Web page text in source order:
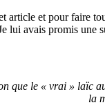
article et pour faire
lui avais promis une
que le « vrai » laïc
la